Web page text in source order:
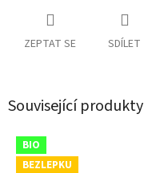
ZEPTAT SE SDÍLET
Související produkty
BIO
BEZLEPKU